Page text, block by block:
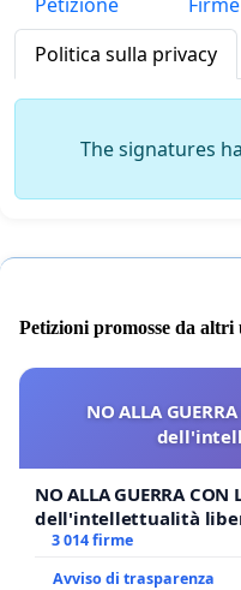
Politica sulla privacy
The signatures
Petizioni promosse da altri
NO ALLA
NO ALLA GUERRA
dell'intellettualità
3 014 firme
Avviso di trasparenza